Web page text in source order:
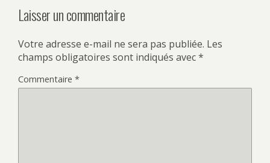
Laisser un commentaire
Votre adresse e-mail ne sera pas publiée. Les
champs obligatoires sont indiqués avec*
Commentaire *